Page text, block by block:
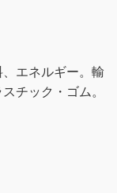
エネルギー。輸
チック・ゴム。